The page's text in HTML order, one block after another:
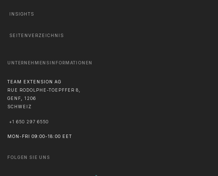
INSIGHTS
SEITENVERZEICHNIS
UNTERNEHMENSINFORMATIONEN
TEAM EXTENSION AG
RUE RODOLPHE-TOEPFFER 8,
GENF, 1206
SCHWEIZ
+1 650 297 6550
MON-FRI 09:00-18:00 EET
FOLGEN SIE UNS